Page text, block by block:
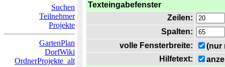
Suchen
Teilnehmer
Projekte
GartenPlan
DorfWiki
OrdnerProjekte_alt
Texteingabefenster
Zeilen:
Spalten:
volle Fensterbreite:
(nur
Hilfetext: